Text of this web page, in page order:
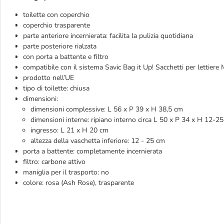
toilette con coperchio
coperchio trasparente
parte anteriore incernierata: facilita la pulizia quotidiana
parte posteriore rialzata
con porta a battente e filtro
compatibile con il sistema Savic Bag it Up! Sacchetti per lettiere
prodotto nell’UE
tipo di toilette: chiusa
dimensioni:
dimensioni complessive: L 56 x P 39 x H 38,5 cm
dimensioni interne: ripiano interno circa L 50 x P 34 x H 12-
ingresso: L 21 x H 20 cm
altezza della vaschetta inferiore: 12 - 25 cm
porta a battente: completamente incernierata
filtro: carbone attivo
maniglia per il trasporto: no
colore: rosa (Ash Rose), trasparente